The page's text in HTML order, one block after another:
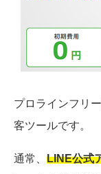
プロラインフリ
客ツールです。
通常、 LINE公式